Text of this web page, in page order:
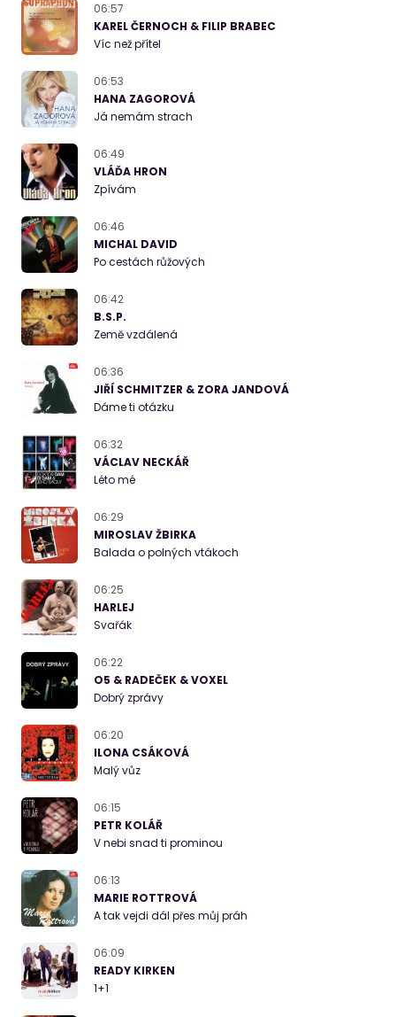
06:57
KAREL ČERNOCH & FILIP BRABEC
Víc než přítel
06:53
HANA ZAGOROVÁ
Já nemám strach
06:49
VLÁĎA HRON
Zpívám
06:46
MICHAL DAVID
Po cestách růžových
06:42
B.S.P.
Země vzdálená
06:36
JIŘÍ SCHMITZER & ZORA JANDOVÁ
Dáme ti otázku
06:32
VÁCLAV NECKÁŘ
Léto mé
06:29
MIROSLAV ŽBIRKA
Balada o polných vtákoch
06:25
HARLEJ
Svařák
06:22
O5 & RADEČEK & VOXEL
Dobrý zprávy
06:20
ILONA CSÁKOVÁ
Malý vůz
06:15
PETR KOLÁŘ
V nebi snad ti prominou
06:13
MARIE ROTTROVÁ
A tak vejdi dál přes můj práh
06:09
READY KIRKEN
1+1